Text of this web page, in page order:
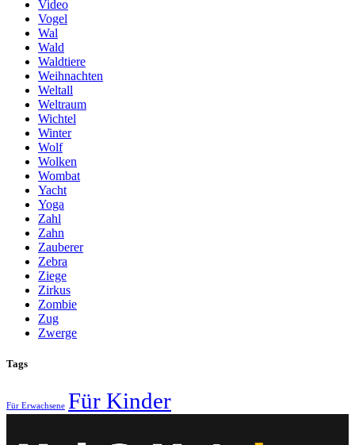
Video
Vogel
Wal
Wald
Waldtiere
Weihnachten
Weltall
Weltraum
Wichtel
Winter
Wolf
Wolken
Wombat
Yacht
Yoga
Zahl
Zahn
Zauberer
Zebra
Ziege
Zirkus
Zombie
Zug
Zwerge
Tags
Für Erwachsene Für Kinder